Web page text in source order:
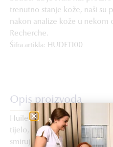
trenutno stanje kože, naši su
nakon analize kože u nekom
Recherche.
Šifra artikla: HUDET100
Opis proizvoda
Huile Détente je ulje za pravi
tijelo, pogodno za
smirujućem djelovanju.